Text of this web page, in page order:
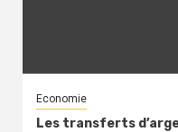
Economie
Les transferts